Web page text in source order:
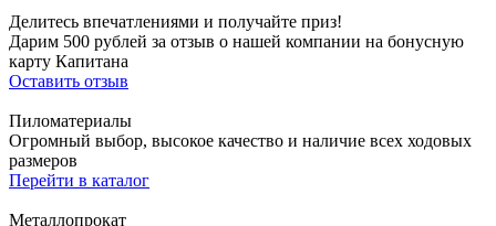
Делитесь впечатлениями и получайте приз!
Дарим 500 рублей за отзыв о нашей компании на бонусную
карту Капитана
Оставить отзыв
Пиломатериалы
Огромный выбор, высокое качество и наличие всех ходовых
размеров
Перейти в каталог
Металлопрокат